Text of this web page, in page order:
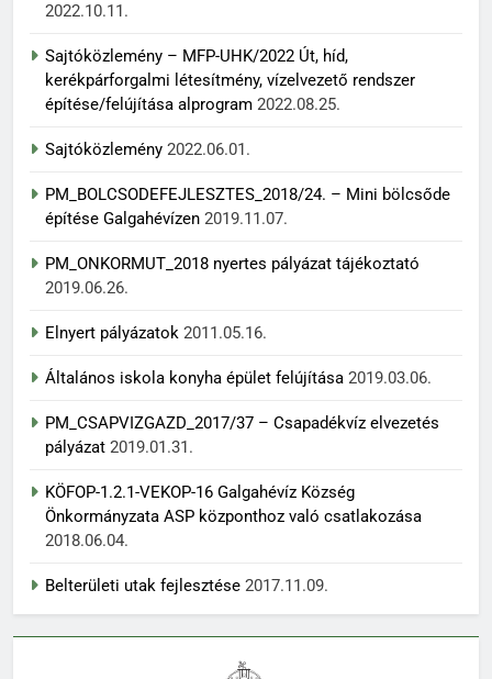
2022.10.11.
Sajtóközlemény – MFP-UHK/2022 Út, híd,
kerékpárforgalmi létesítmény, vízelvezető rendszer
építése/felújítása alprogram 2022.08.25.
Sajtóközlemény 2022.06.01.
PM_BOLCSODEFEJLESZTES_2018/24. – Mini bölcsőde
építése Galgahévízen 2019.11.07.
PM_ONKORMUT_2018 nyertes pályázat tájékoztató
2019.06.26.
Elnyert pályázatok 2011.05.16.
Általános iskola konyha épület felújítása 2019.03.06.
PM_CSAPVIZGAZD_2017/37 – Csapadékvíz elvezetés
pályázat 2019.01.31.
KÖFOP-1.2.1-VEKOP-16 Galgahévíz Község
Önkormányzata ASP központhoz való csatlakozása
2018.06.04.
Belterületi utak fejlesztése 2017.11.09.